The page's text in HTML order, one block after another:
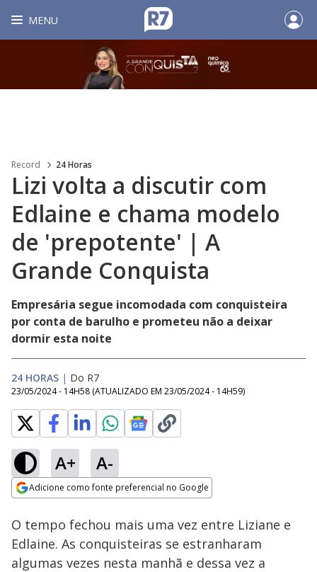
MENU
Record 24 Horas
Lizi volta a discutir com
Edlaine e chama modelo
de 'prepotente' | A
Grande Conquista
Empresária segue incomodada com conquisteira
por conta de barulho e prometeu não a deixar
dormir esta noite
24 HORAS | Do R7
23/05/2024 - 14H58 (ATUALIZADO EM 23/05/2024 - 14H59)
A+ A-
Adicione como fonte preferencial no Google
Ativar
Loaded
22.08%
O tempo fechou mais uma vez entre Liziane e
Edlaine. As conquisteiras se estranharam
algumas vezes nesta manhã e dessa vez a